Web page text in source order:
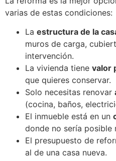
varias de estas condiciones:
La estructura de la
muros de carga,
intervención.
La vivienda tiene valor
que quieres conservar.
Solo necesitas renovar
(cocina, baños,
El inmueble está en un
donde no sería posible
El presupuesto de
al de una casa nueva.